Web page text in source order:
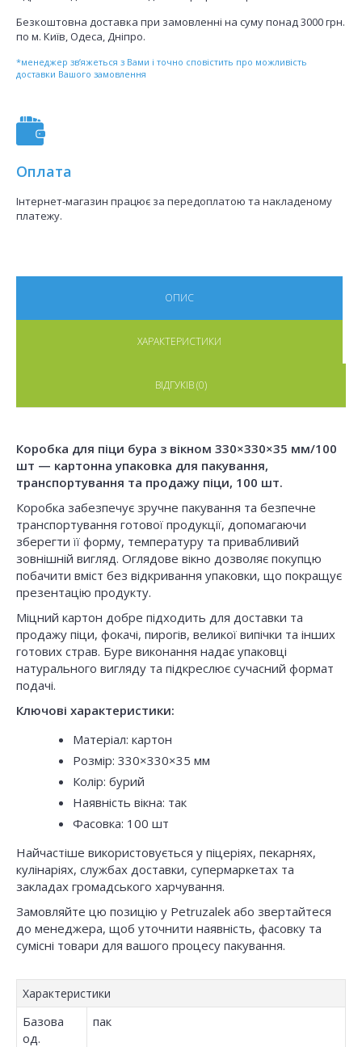
Безкоштовна доставка при замовленні на суму понад 3000 грн.
по м. Київ, Одеса, Дніпро.
*менеджер зв’яжеться з Вами і точно сповістить про можливість
доставки Вашого замовлення
Оплата
Інтернет-магазин працює за передоплатою та накладеному
платежу.
ОПИС
ХАРАКТЕРИСТИКИ
ВІДГУКІВ (0)
Коробка для піци бура з вікном 330×330×35 мм/100
шт — картонна упаковка для пакування,
транспортування та продажу піци, 100 шт.
Коробка забезпечує зручне пакування та безпечне
транспортування готової продукції, допомагаючи
зберегти її форму, температуру та привабливий
зовнішній вигляд. Оглядове вікно дозволяє покупцю
побачити вміст без відкривання упаковки, що покращує
презентацію продукту.
Міцний картон добре підходить для доставки та
продажу піци, фокачі, пирогів, великої випічки та інших
готових страв. Буре виконання надає упаковці
натурального вигляду та підкреслює сучасний формат
подачі.
Ключові характеристики:
Матеріал: картон
Розмір: 330×330×35 мм
Колір: бурий
Наявність вікна: так
Фасовка: 100 шт
Найчастіше використовується у піцеріях, пекарнях,
кулінаріях, службах доставки, супермаркетах та
закладах громадського харчування.
Замовляйте цю позицію у Petruzalek або звертайтеся
до менеджера, щоб уточнити наявність, фасовку та
сумісні товари для вашого процесу пакування.
Характеристики
Базова
од.
пак